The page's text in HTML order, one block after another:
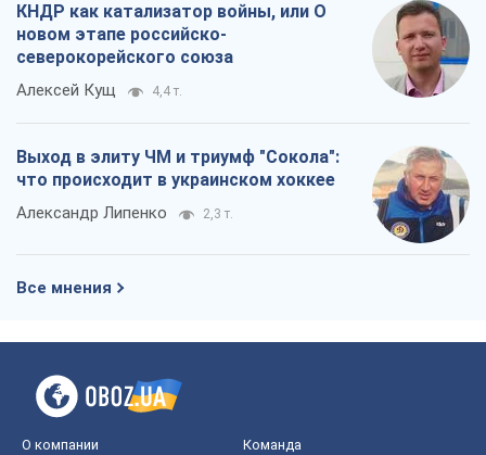
КНДР как катализатор войны, или О
новом этапе российско-
северокорейского союза
Алексей Кущ 4,4 т.
Выход в элиту ЧМ и триумф "Сокола":
что происходит в украинском хоккее
Александр Липенко 2,3 т.
Все мнения
О компании Команда